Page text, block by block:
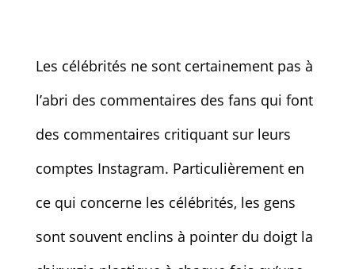
Les célébrités ne sont certainement pas à
l’abri des commentaires des fans qui font
des commentaires critiquant sur leurs
comptes Instagram. Particulièrement en
ce qui concerne les célébrités, les gens
sont souvent enclins à pointer du doigt la